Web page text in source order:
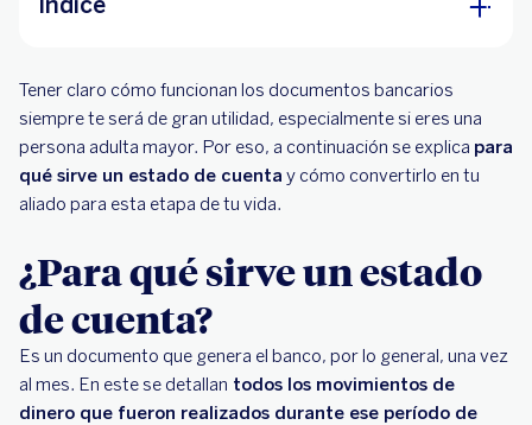
1. Tener un mayor control financiero
2. Confirmar todas las transacciones del mes
3. Preparar y planificar pagos importantes
3 formas de consultar fácilmente el estado de
tu cuenta
Tener claro cómo funcionan los documentos bancarios
siempre te será de gran utilidad, especialmente si eres una
persona adulta mayor. Por eso, a continuación se explica para
qué sirve un estado de cuenta y cómo convertirlo en tu
aliado para esta etapa de tu vida.
¿Para qué sirve un estado
de cuenta?
Es un documento que genera el banco, por lo general, una vez
al mes. En este se detallan todos los movimientos de
dinero que fueron realizados durante ese período de